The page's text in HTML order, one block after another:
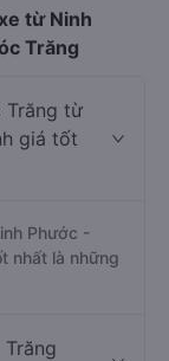
từ Ninh
Trăng
Trăng từ
giá tốt
Phước -
nhất là những